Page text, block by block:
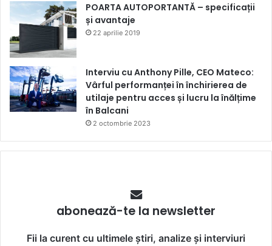
POARTA AUTOPORTANTĂ – specificații
și avantaje
22 aprilie 2019
Interviu cu Anthony Pille, CEO Mateco:
Vârful performanței în închirierea de
utilaje pentru acces și lucru la înălțime
în Balcani
2 octombrie 2023
abonează-te la newsletter
Fii la curent cu ultimele știri, analize și interviuri